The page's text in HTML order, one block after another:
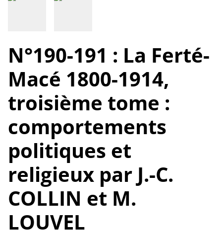
N°190-191 : La Ferté-
Macé 1800-1914,
troisième tome :
comportements
politiques et
religieux par J.-C.
COLLIN et M.
LOUVEL